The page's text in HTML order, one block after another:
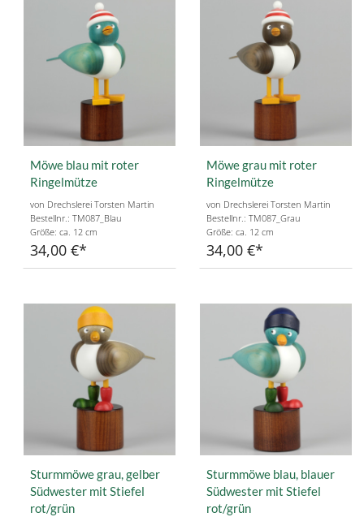
Möwe blau mit roter
Ringelmütze
von Drechslerei Torsten Martin
Bestellnr.: TM087_Blau
Größe: ca. 12 cm
34,00 €
Möwe grau mit roter
Ringelmütze
von Drechslerei Torsten Martin
Bestellnr.: TM087_Grau
Größe: ca. 12 cm
34,00 €
Sturmmöwe grau, gelber
Südwester mit Stiefel
rot/grün
Sturmmöwe blau, blauer
Südwester mit Stiefel
rot/grün